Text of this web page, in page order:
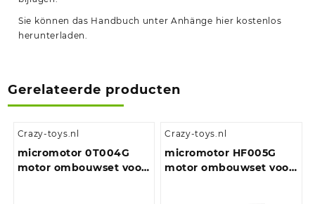
Sie können das Handbuch unter Anhänge hier kostenlos
herunterladen.
Gerelateerde producten
Crazy-toys.nl
micromotor 0T004G
motor ombouwset voor
Crazy-toys.nl
micromotor HF005G
motor ombouwset voor